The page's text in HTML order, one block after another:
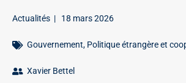
Actualités | 18 mars 2026
Gouvernement, Politique étrangère et
Xavier Bettel